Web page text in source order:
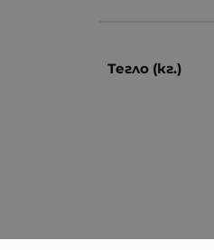
Тегло (кг.)